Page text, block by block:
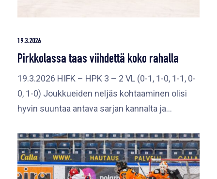
19.3.2026
Pirkkolassa taas viihdettä koko rahalla
19.3.2026 HIFK – HPK 3 – 2 VL (0-1, 1-0, 1-1, 0-
0, 1-0) Joukkueiden neljäs kohtaaminen olisi
hyvin suuntaa antava sarjan kannalta ja…